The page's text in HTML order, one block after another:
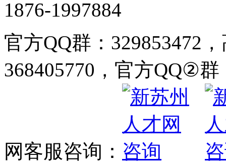
1876-1997884
官方QQ群：329853472
368405770，官方QQ②群
网客服咨询：